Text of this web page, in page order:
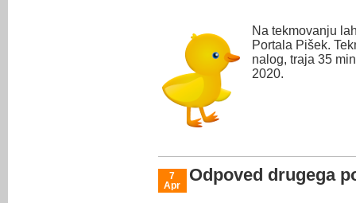
Na tekmovanju
Portala Pišek.
nalog, traja 35
2020.
7
Apr
Odpoved drugega